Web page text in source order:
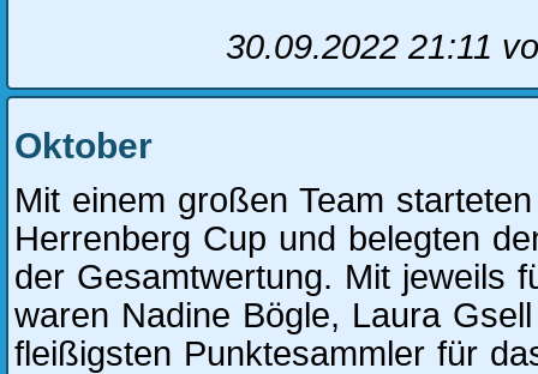
30.09.2022 21:11
Oktober
Mit einem großen Team
Herrenberg Cup und belegten
der Gesamtwertung. Mit jeweils
waren Nadine Bögle, Laura
fleißigsten Punktesammler für